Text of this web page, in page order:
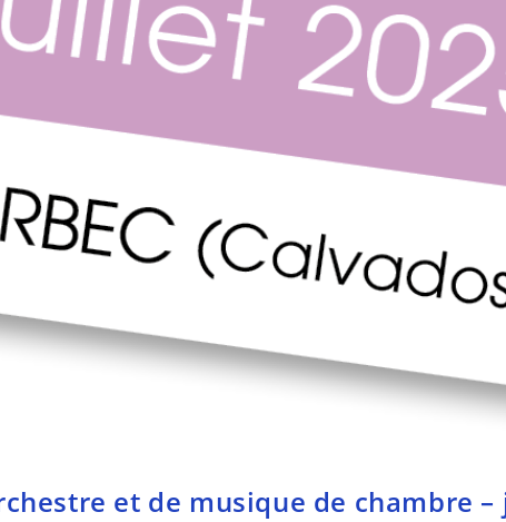
et de musique de chambre